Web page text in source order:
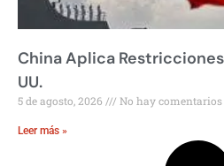
China Aplica
UU.
5 de agosto, 2026 No hay comentarios
Leer más »